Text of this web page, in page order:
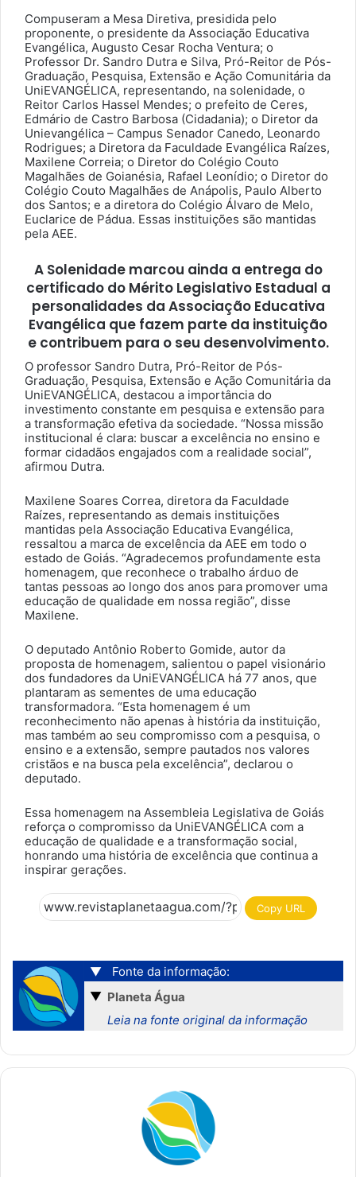
Compuseram a Mesa Diretiva, presidida pelo
proponente, o presidente da Associação Educativa
Evangélica, Augusto Cesar Rocha Ventura; o
Professor Dr. Sandro Dutra e Silva, Pró-Reitor de Pós-
Graduação, Pesquisa, Extensão e Ação Comunitária da
UniEVANGÉLICA, representando, na solenidade, o
Reitor Carlos Hassel Mendes; o prefeito de Ceres,
Edmário de Castro Barbosa (Cidadania); o Diretor da
Unievangélica – Campus Senador Canedo, Leonardo
Rodrigues; a Diretora da Faculdade Evangélica Raízes,
Maxilene Correia; o Diretor do Colégio Couto
Magalhães de Goianésia, Rafael Leonídio; o Diretor do
Colégio Couto Magalhães de Anápolis, Paulo Alberto
dos Santos; e a diretora do Colégio Álvaro de Melo,
Euclarice de Pádua. Essas instituições são mantidas
pela AEE.
A Solenidade marcou ainda a entrega do
certificado do Mérito Legislativo Estadual a
personalidades da Associação Educativa
Evangélica que fazem parte da instituição
e contribuem para o seu desenvolvimento.
O professor Sandro Dutra, Pró-Reitor de Pós-
Graduação, Pesquisa, Extensão e Ação Comunitária da
UniEVANGÉLICA, destacou a importância do
investimento constante em pesquisa e extensão para
a transformação efetiva da sociedade. “Nossa missão
institucional é clara: buscar a excelência no ensino e
formar cidadãos engajados com a realidade social”,
afirmou Dutra.
Maxilene Soares Correa, diretora da Faculdade
Raízes, representando as demais instituições
mantidas pela Associação Educativa Evangélica,
ressaltou a marca de excelência da AEE em todo o
estado de Goiás. “Agradecemos profundamente esta
homenagem, que reconhece o trabalho árduo de
tantas pessoas ao longo dos anos para promover uma
educação de qualidade em nossa região”, disse
Maxilene.
O deputado Antônio Roberto Gomide, autor da
proposta de homenagem, salientou o papel visionário
dos fundadores da UniEVANGÉLICA há 77 anos, que
plantaram as sementes de uma educação
transformadora. “Esta homenagem é um
reconhecimento não apenas à história da instituição,
mas também ao seu compromisso com a pesquisa, o
ensino e a extensão, sempre pautados nos valores
cristãos e na busca pela excelência”, declarou o
deputado.
Essa homenagem na Assembleia Legislativa de Goiás
reforça o compromisso da UniEVANGÉLICA com a
educação de qualidade e a transformação social,
honrando uma história de excelência que continua a
inspirar gerações.
Copy URL
▼
Fonte da informação:
▼ Planeta Água
Leia na fonte original da informação